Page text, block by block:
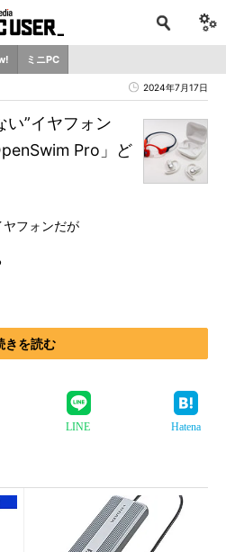
ミニPC
2024年7月17日
い”イヤフォン
Pro」ど
ヤフォンだが
きを読む
LINE Hatena